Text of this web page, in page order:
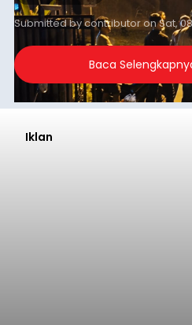
(NTT).
Submitted bycontributoronSat,
Baca
Iklan